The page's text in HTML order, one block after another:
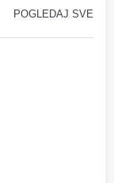
POGLEDAJ SVE